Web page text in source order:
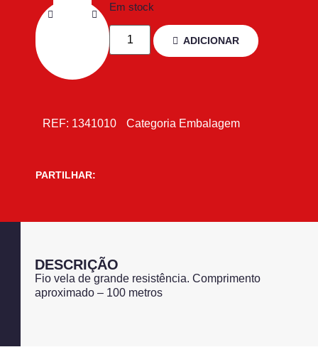
Em stock
ADICIONAR
REF: 1341010 Categoria Embalagem
PARTILHAR:
DESCRIÇÃO
Fio vela de grande resistência. Comprimento
aproximado – 100 metros